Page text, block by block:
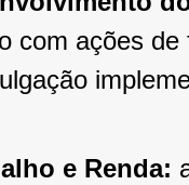
com ações
e Renda: